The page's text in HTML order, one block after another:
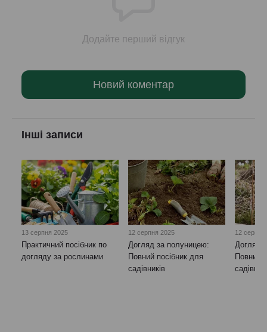
Додайте перший відгук
Новий коментар
Інші записи
13 серпня 2025
Практичний посібник по
догляду за рослинами
12 серпня 2025
Догляд за полуницею:
Повний посібник для
садівників
12 серпня
Догляд
Повний